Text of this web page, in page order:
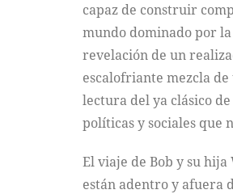
capaz de construir
mundo dominado por
revelación de un
escalofriante mezcla
lectura del ya clásico
políticas y sociales que
El viaje de Bob y su
están adentro y afuera